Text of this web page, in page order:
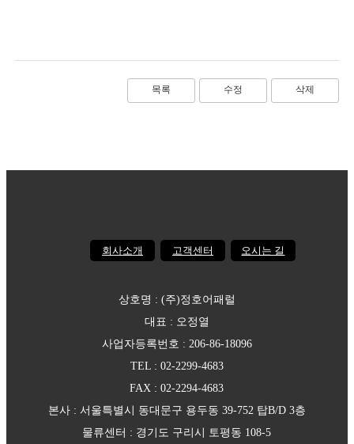
목록 수정 삭제
회사소개 고객센터 오시는 길
상호명 : (주)정호어패럴
대표 : 오정열
사업자등록번호 : 206-86-18096
TEL : 02-2299-4683
FAX : 02-2294-4683
본사 : 서울특별시 동대문구 용두동 39-752 탑B/D 3층
물류센터 : 경기도 구리시 토평동 108-5